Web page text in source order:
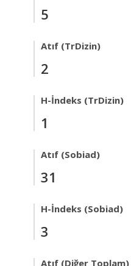
5
Atıf (TrDizin)
2
H-İndeks (TrDizin)
1
Atıf (Sobiad)
31
H-İndeks (Sobiad)
3
Atıf (Diğer Toplam)